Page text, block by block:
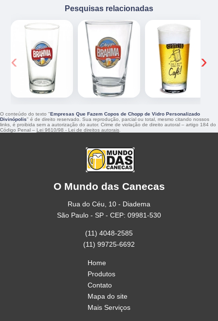
Pesquisas relacionadas
‹ ›
O conteúdo do texto "Empresas Que Fazem Copos de Chopp de Vidro Personalizado
Divinópolis" é de direito reservado. Sua reprodução, parcial ou total, mesmo citando nossos
links, é proibida sem a autorização do autor. Crime de violação de direito autoral – artigo 184 do
Código Penal – Lei 9610/98 - Lei de direitos autorais.
O Mundo das Canecas
Rua do Céu, 10 - Diadema
São Paulo - SP - CEP: 09981-530
(11) 4048-2585
(11) 99725-6692
Home
Produtos
Contato
Mapa do site
Mais Serviços